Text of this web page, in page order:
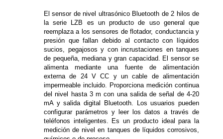
El sensor de nivel ultrasónico Bluetooth de 2 hilos de
la serie LZB es un producto de uso general que
reemplaza a los sensores de flotador, conductancia y
presión que fallan debido al contacto con líquidos
sucios, pegajosos y con incrustaciones en tanques
de pequeña, mediana y gran capacidad. El sensor se
alimenta mediante una fuente de alimentación
externa de 24 V CC y un cable de alimentación
impermeable incluido. Proporciona medición continua
del nivel hasta 3 m con una salida de señal de 4-20
mA y salida digital Bluetooth. Los usuarios pueden
configurar parámetros y leer los datos a través de
teléfonos inteligentes. Es un producto ideal para la
medición de nivel en tanques de líquidos corrosivos,